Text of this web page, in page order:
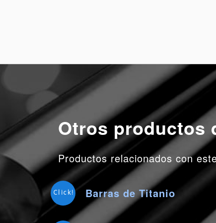
Otros productos
Productos relacionados con
Click! Barras de Titanio